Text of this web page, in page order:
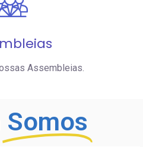
Assembleias.
Somos